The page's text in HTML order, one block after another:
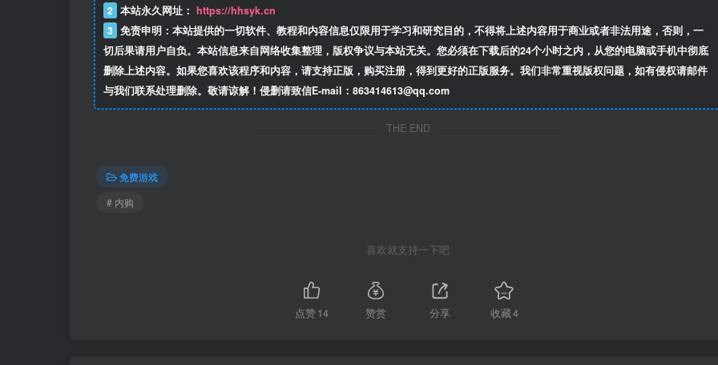
2 本站永久网址： https://hhsyk.cn
3 免责申明：本站提供的一切软件、教程和内容信息仅限用于学习和研究目的，不得将上述内容用于商业或者非法用途，否则，一
切后果请用户自负。本站信息来自网络收集整理，版权争议与本站无关。您必须在下载后的24个小时之内，从您的电脑或手机中彻底
删除上述内容。如果您喜欢该程序和内容，请支持正版，购买注册，得到更好的正版服务。我们非常重视版权问题，如有侵权请邮件
与我们联系处理删除。敬请谅解！侵删请致信E-mail：863414613@qq.com
THE END
免费游戏
# 内购
喜欢就支持一下吧
点赞14 赞赏 分享 收藏4